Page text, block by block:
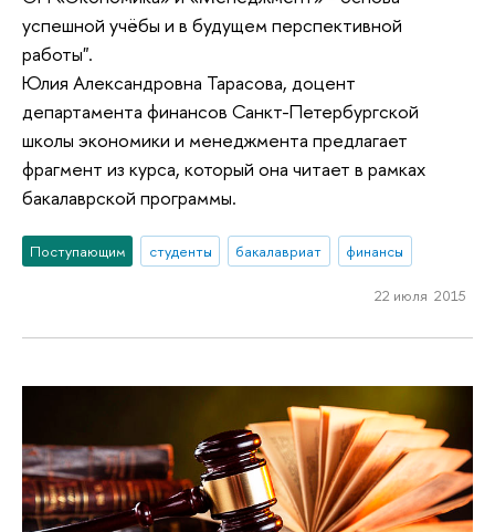
успешной учёбы и в будущем перспективной
работы".
Юлия Александровна Тарасова, доцент
департамента финансов Санкт-Петербургской
школы экономики и менеджмента предлагает
фрагмент из курса, который она читает в рамках
бакалаврской программы.
Поступающим студенты бакалавриат финансы
22 июля 2015